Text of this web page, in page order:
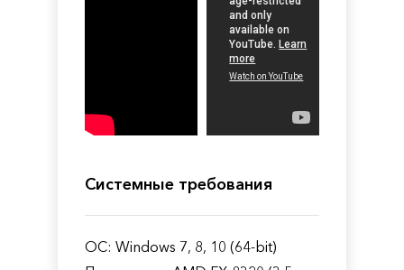
Системные требования
ОС: Windows 7, 8, 10 (64-bit)